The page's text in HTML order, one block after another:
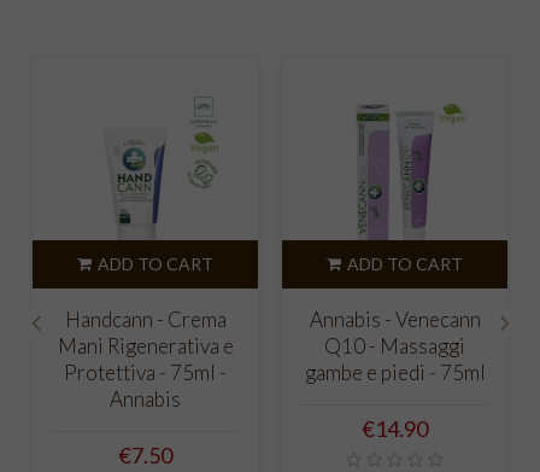
ADD TO CART
Handcann - Crema
Mani Rigenerativa e
Protettiva - 75ml -
Annabis
Price
€7.50
ADD TO CART
Annabis - Venecann
Q10 - Massaggi
gambe e piedi - 75ml
Price
€14.90